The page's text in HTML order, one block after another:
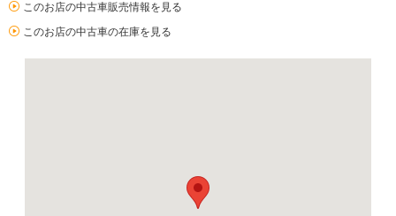
このお店の中古車販売情報を見る
このお店の中古車の在庫を見る